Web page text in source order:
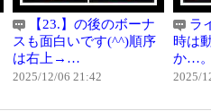
【23.】の後のボーナ
スも面白いです(^^)順序
は右上→…
2025/12/06 21:42
ラ
時は
か…
2025/